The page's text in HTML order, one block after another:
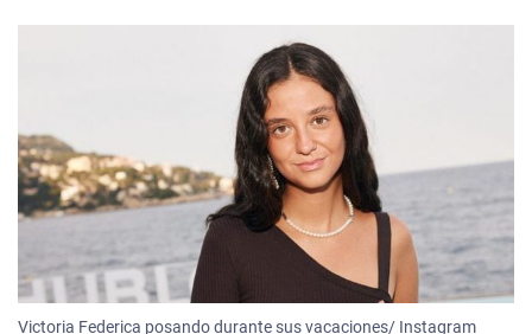
Victoria Federica posando durante sus vacaciones/ Instagram